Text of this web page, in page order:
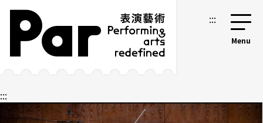
跳到主要內容區塊
網站導覽 :::
:::